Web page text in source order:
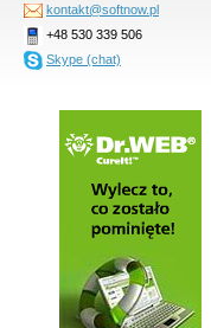
kontakt@softnow.pl
+48 530 339 506
Skype (chat)